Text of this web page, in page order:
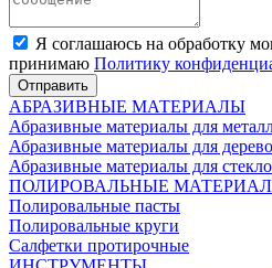
Я соглашаюсь на обработку
принимаю Политику
Отправить
АБРАЗИВНЫЕ МАТЕРИАЛЫ
Абразивные материалы для
Абразивные материалы для
Абразивные материалы для
ПОЛИРОВАЛЬНЫЕ
Полировальные пасты
Полировальные круги
Салфетки протирочные